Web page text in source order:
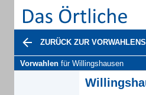
ZURÜCK ZUR
Vorwahlen für Willingshausen